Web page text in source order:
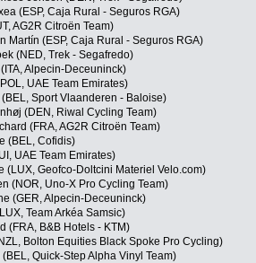
(ESP, Caja Rural - Seguros RGA)
AG2R Citroën Team)
Martín (ESP, Caja Rural - Seguros RGA)
(NED, Trek - Segafredo)
Alpecin-Deceuninck)
UAE Team Emirates)
(BEL, Sport Vlaanderen - Baloise)
(DEN, Riwal Cycling Team)
(FRA, AG2R Citroën Team)
(BEL, Cofidis)
UAE Team Emirates)
(LUX, Geofco-Doltcini Materiel Velo.com)
(NOR, Uno-X Pro Cycling Team)
(GER, Alpecin-Deceuninck)
Team Arkéa Samsic)
(FRA, B&B Hotels - KTM)
Bolton Equities Black Spoke Pro Cycling)
Quick-Step Alpha Vinyl Team)